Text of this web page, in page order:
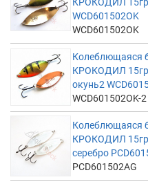
WCD601502OK
WCD601502OK
Колеблющаяся
КРОКОДИЛ
окунь2
WCD601502OK-2
Колеблющаяся
КРОКОДИЛ
серебро
PCD601502AG